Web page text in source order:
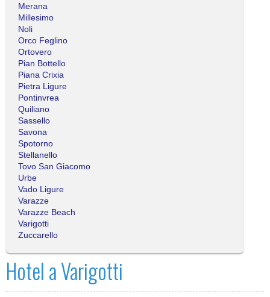
Merana
Millesimo
Noli
Orco Feglino
Ortovero
Pian Bottello
Piana Crixia
Pietra Ligure
Pontinvrea
Quiliano
Sassello
Savona
Spotorno
Stellanello
Tovo San Giacomo
Urbe
Vado Ligure
Varazze
Varazze Beach
Varigotti
Zuccarello
Hotel a Varigotti